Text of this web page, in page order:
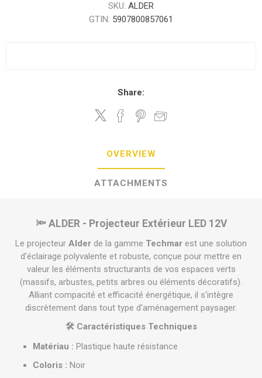
SKU: ALDER
GTIN: 5907800857061
Share:
OVERVIEW
ATTACHMENTS
🔦 ALDER - Projecteur Extérieur LED 12V
Le projecteur Alder de la gamme Techmar est une solution
d'éclairage polyvalente et robuste, conçue pour mettre en
valeur les éléments structurants de vos espaces verts
(massifs, arbustes, petits arbres ou éléments décoratifs).
Alliant compacité et efficacité énergétique, il s'intègre
discrètement dans tout type d'aménagement paysager.
🛠️ Caractéristiques Techniques
Matériau : Plastique haute résistance
Coloris : Noir